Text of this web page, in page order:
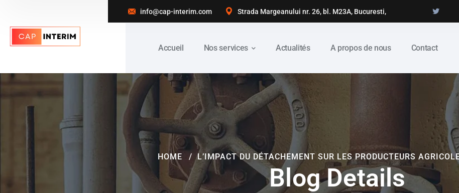
info@cap-interim.com Strada Margeanului nr. 26, bl. M23A, Bucuresti,
Accueil Nos services Actualités A propos de nous Contact
Blog Details
HOME L’IMPACT DU DÉTACHEMENT SUR LES PRODUCTEURS